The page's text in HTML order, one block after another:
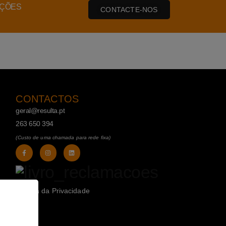
CONTACTE-NOS
CONTACTOS
geral@resulta.pt
263 650 394
(Custo de uma chamada para rede fixa)
Política da Privacidade